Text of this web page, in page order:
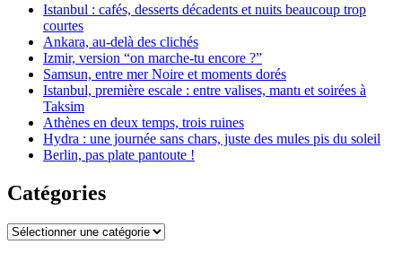
Istanbul : cafés, desserts décadents et nuits beaucoup trop
courtes
Ankara, au-delà des clichés
Izmir, version “on marche-tu encore ?”
Samsun, entre mer Noire et moments dorés
Istanbul, première escale : entre valises, mantı et soirées à
Taksim
Athènes en deux temps, trois ruines
Hydra : une journée sans chars, juste des mules pis du soleil
Berlin, pas plate pantoute !
Catégories
Catégories